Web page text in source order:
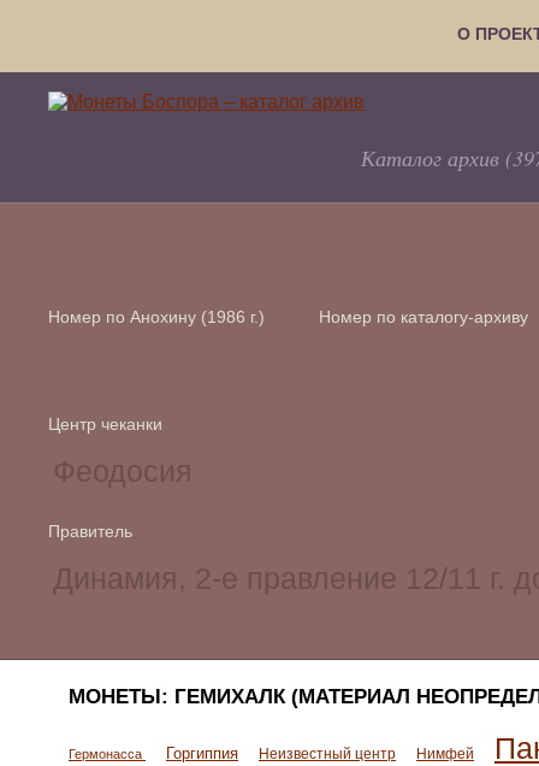
О
Каталог архив
Номер по Анохину (1986 г.) Номер по каталогу-архиву
Центр чеканки
Правитель
МОНЕТЫ: ГЕМИХАЛК (МАТЕРИАЛ
Гермонасса Горгиппия Неизвестный центр Нимфей